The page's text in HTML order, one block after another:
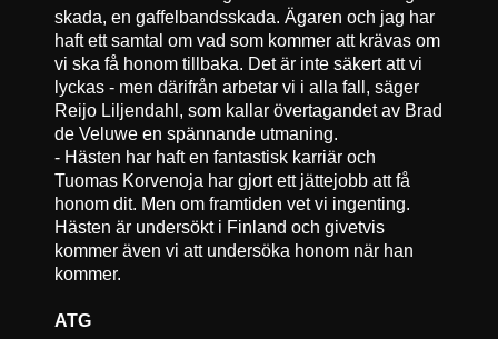
skada, en gaffelbandsskada. Ägaren och jag har
haft ett samtal om vad som kommer att krävas om
vi ska få honom tillbaka. Det är inte säkert att vi
lyckas - men därifrån arbetar vi i alla fall, säger
Reijo Liljendahl, som kallar övertagandet av Brad
de Veluwe en spännande utmaning.
- Hästen har haft en fantastisk karriär och
Tuomas Korvenoja har gjort ett jättejobb att få
honom dit. Men om framtiden vet vi ingenting.
Hästen är undersökt i Finland och givetvis
kommer även vi att undersöka honom när han
kommer.
ATG